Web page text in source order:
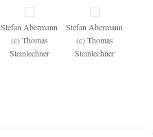
Stefan Abermann
(c) Thomas
Steinlechner
Stefan Abermann
(c) Thomas
Steinlechner